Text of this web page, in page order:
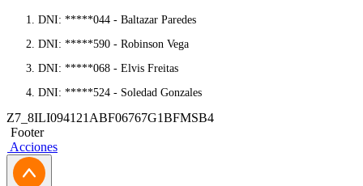
1. DNI: *****044 - Baltazar Paredes
2. DNI: *****590 - Robinson Vega
3. DNI: *****068 - Elvis Freitas
4. DNI: *****524 - Soledad Gonzales
Z7_8ILI094121ABF06767G1BFMSB4
Footer
Acciones